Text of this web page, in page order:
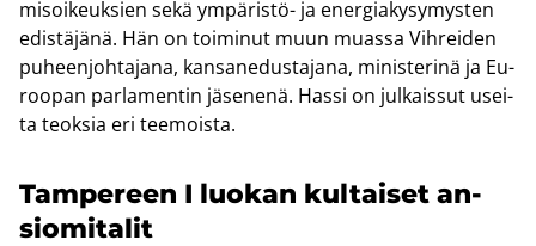
mi­soi­keuk­sien sekä ympäristö-​ ja ener­gia­ky­sy­mys­ten
edis­tä­jä­nä. Hän on toi­mi­nut muun muas­sa Vih­rei­den
pu­heen­joh­ta­ja­na, kan­san­edus­ta­ja­na, mi­nis­te­ri­nä ja Eu­
roo­pan par­la­men­tin jä­se­ne­nä. Hassi on jul­kais­sut usei­
ta teok­sia eri tee­mois­ta.
Tam­pe­reen I luo­kan kul­tai­set an­
sio­mi­ta­lit